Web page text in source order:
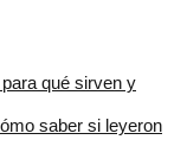
qué sirven y
saber si leyeron